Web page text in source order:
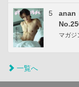
5
anan
マガジ
一覧へ